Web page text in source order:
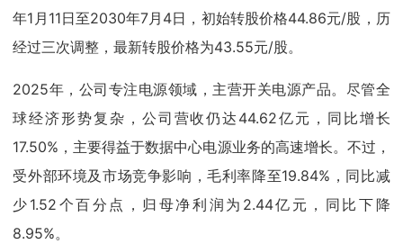
年1月11日至2030年7月4日，初始转股价格44.86元/股，历
经过三次调整，最新转股价格为43.55元/股。
2025年，公司专注电源领域，主营开关电源产品。尽管全
球经济形势复杂，公司营收仍达44.62亿元，同比增长
17.50%，主要得益于数据中心电源业务的高速增长。不过，
受外部环境及市场竞争影响，毛利率降至19.84%，同比减
少1.52个百分点，归母净利润为2.44亿元，同比下降
8.95%。